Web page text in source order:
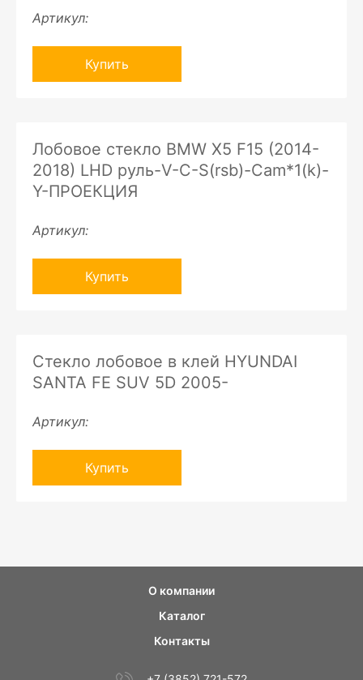
Артикул:
Купить
Лобовое стекло BMW X5 F15 (2014-
2018) LHD руль-V-C-S(rsb)-Cam*1(k)-
Y-ПРОЕКЦИЯ
Артикул:
Купить
Стекло лобовое в клей HYUNDAI
SANTA FE SUV 5D 2005-
Артикул:
Купить
О компании
Каталог
Контакты